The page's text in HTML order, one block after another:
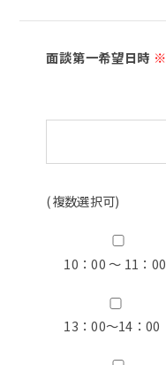
面談第一希望日時 ※
(複数選択可)
10：00 ～ 11：00
13：00〜14：00